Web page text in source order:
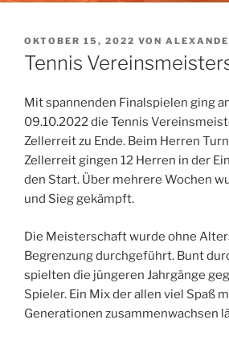
VERÖFFENTLICHT
AM
OKTOBER 15, 2022 VON
Tennis
Mit spannenden Finalspielen ging
09.10.2022 die Tennis
Zellerreit zu Ende. Beim Herren
Zellerreit gingen 12 Herren in der
den Start. Über mehrere Wochen
und Sieg gekämpft.
Die Meisterschaft wurde ohne
Begrenzung durchgeführt. Bunt
spielten die jüngeren Jahrgänge
Spieler. Ein Mix der allen viel Spaß
Generationen zusammenwachsen